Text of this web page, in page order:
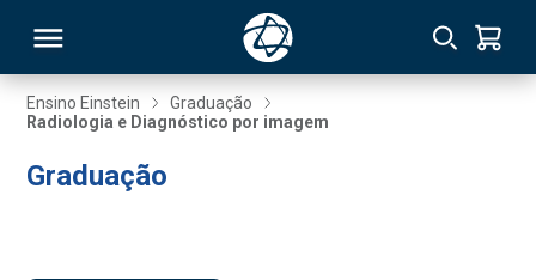
Ensino Einstein
Graduação
Radiologia e Diagnóstico por imagem
Graduação